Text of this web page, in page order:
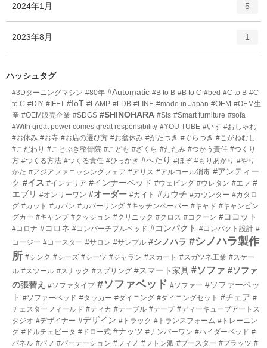
ー
2024年1月
ー
5
2023年8月
リ
数
1
ハッシュタグ
#3Dターニングマシン #80年 #Automatic #B to B #B to C #bed #C to B #C
to C #DIY #IFFT #IoT #LAMP #LDB #LINE #made in Japan #OEM #OEM生
産 #OEM販売企業 #SDGS #SHINOHARA #Sls #Smart furniture #sofa
#With great power comes great responsibility #YOU TUBE #いす #おしゃれ
#お休み #お寺 #お店の選び方 #お盆休み #がたつき #ぐらつき #こがねむし
#こだわり #ことぶき整骨院 #こども #ざくら #たたみ #つかう責任 #つくり
方 #つくる方法 #つくる責任 #ひっかき #へたり #ほぞ #もりあがり #やり
かた #アジアファニッシングフェア #アリス #アルコール消毒 #アンティー
ク #イス #インテリア #インナーベッド #ウェピング #ウレタン #エフ #
エブリ #オンリーワン #オーダー #カイト #カウチ #カウンター #カタロ
グ #カット #カバン #カバーリング #キッチンペーパー #キャド #キャンピン
グカー #キャンプ #クッション #クリニック #クロス #コクーン #ココット
#コロナ #コロネ #コンバーチブルベッド #コンパクト #コンパクト設計 #
コージー #コースター #サロン #サンプル #シノハラ #シノハラ製作
所 #シンク #シーズ #シーツ #ジャラン #スカート #スガツネ工業 #スケー
ル #スツール #スナック #スプリング #スマート家具 #ソファ #ソファ
の張替え #ソファタイプ #ソファベッド #ソファー #ソファーベッ
ト #ソファーベッド #タッカー #ダイニング #ダイニングセット #チェア #
チェスターフィールド #ティカ #テーブル #テープ #ディーキューブアートス
タジオ #デザイナー #デザイン #トラック #トランスフォーム #トレーニン
グ #ドルチェビータ #ドロー式 #ナッツ #ナンバーワン #ハイダーベッド #
パネル #パフ #パーテーション #フィノ #フトン派 #ブースター #プラッツ #